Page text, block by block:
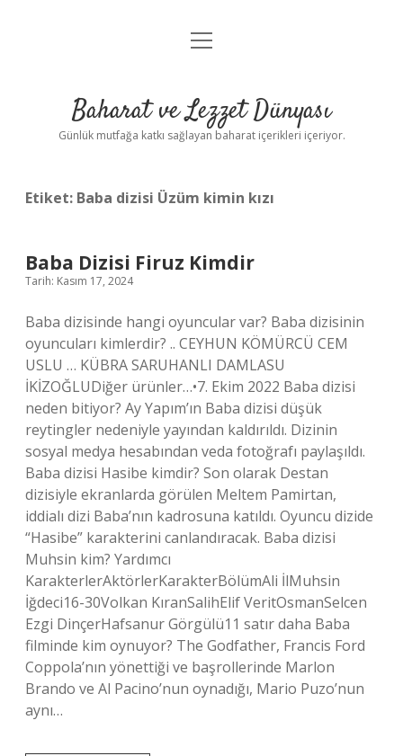
Anasayfa
Yasal Uyarı
menüyü
Baharat ve Lezzet Dünyası
Günlük mutfağa katkı sağlayan baharat içerikleri içeriyor.
Etiket: Baba dizisi Üzüm kimin kızı
Baba Dizisi Firuz Kimdir
Tarih: Kasım 17, 2024
Baba dizisinde hangi oyuncular var? Baba dizisinin
oyuncuları kimlerdir? .. CEYHUN KÖMÜRCÜ CEM
USLU … KÜBRA SARUHANLI DAMLASU
İKİZOĞLUDiğer ürünler…•7. Ekim 2022 Baba dizisi
neden bitiyor? Ay Yapım’ın Baba dizisi düşük
reytingler nedeniyle yayından kaldırıldı. Dizinin
sosyal medya hesabından veda fotoğrafı paylaşıldı.
Baba dizisi Hasibe kimdir? Son olarak Destan
dizisiyle ekranlarda görülen Meltem Pamirtan,
iddialı dizi Baba’nın kadrosuna katıldı. Oyuncu dizide
“Hasibe” karakterini canlandıracak. Baba dizisi
Muhsin kim? Yardımcı
KarakterlerAktörlerKarakterBölümAli İlMuhsin
İğdeci16-30Volkan KıranSalihElif VeritOsmanSelcen
Ezgi DinçerHafsanur Görgülü11 satır daha Baba
filminde kim oynuyor? The Godfather, Francis Ford
Coppola’nın yönettiği ve başrollerinde Marlon
Brando ve Al Pacino’nun oynadığı, Mario Puzo’nun
aynı…